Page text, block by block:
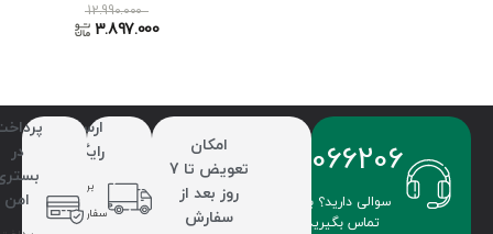
402012441309
12.990.000
3.897.000
09336066206
سوالی دارید؟ با ما
تماس بگیرید.
امکان
تعویض تا 7
روز بعد از
سفارش
ارسال
رایگان
برای
سفارشات
در
امن